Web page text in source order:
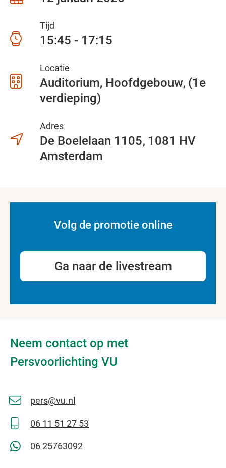
Tijd
15:45 - 17:15
Locatie
Auditorium, Hoofdgebouw (1e
verdieping)
Adres
De Boelelaan 1105 1081 HV
Amsterdam
Volg de promotie online
Ga naar de livestream
Neem contact op met
Persvoorlichting VU
pers@vu.nl
06 11 51 27 53
06 25763092